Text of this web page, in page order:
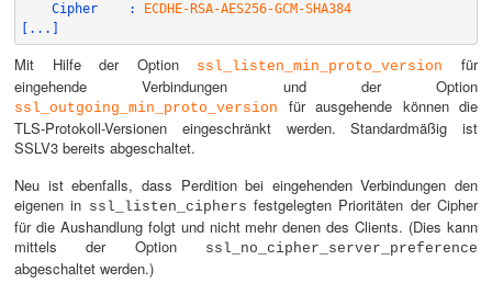
Cipher    :
ECDHE-RSA-AES256-GCM-SHA384
[...]
Mit Hilfe der Option ssl_listen_min_proto_version
für
eingehende Verbindungen und der Option
ssl_outgoing_min_proto_version
für ausgehende können die
TLS-Protokoll-Versionen eingeschränkt werden. Standardmäßig ist
SSLV3 bereits abgeschaltet.
Neu ist ebenfalls, dass Perdition bei eingehenden Verbindungen den
eigenen in ssl_listen_ciphers festgelegten Prioritäten der Cipher
für die Aushandlung folgt und nicht mehr denen des Clients. (Dies kann
mittels der Option
ssl_no_cipher_server_preference
abgeschaltet werden.)